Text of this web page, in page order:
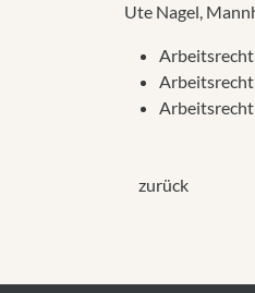
Ute Nagel,
Arbeitsrecht
Arbeitsrecht
Arbeitsrecht
zurück